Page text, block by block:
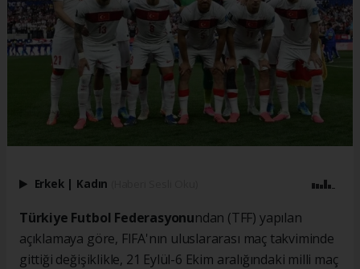
Erkek Kadın
Türkiye Futbol Federasyonundan (TFF) yapılan
açıklamaya göre, FIFA'nın uluslararası maç takviminde
gittiği değişiklikle, 21 Eylül-6 Ekim aralığındaki milli maç